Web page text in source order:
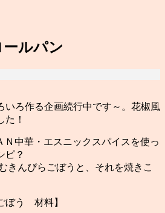
ルパン
いろ作る企画続行中です～。花椒風
た！
Ｎ中華・エスニックスパイスを使っ
ピ？
きんぴらごぼうと、それを焼きこ
ぼう 材料】